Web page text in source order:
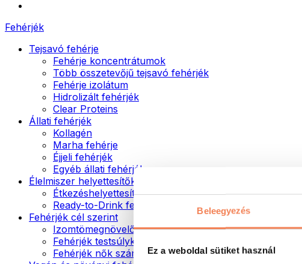
Beleegyezés
Ez a weboldal sütiket használ
Fehérjék
Tejsavó fehérje
Fehérje koncentrátumok
Több összetevőjű tejsavó fehérjék
Fehérje izolátum
Hidrolizált fehérjék
Clear Proteins
Állati fehérjék
Kollagén
Marha fehérje
Éjjeli fehérjék
Egyéb állati fehérjék
Élelmiszer helyettesítők
Étkezéshelyettesítő porok
Ready-to-Drink fehérjeitalok
Fehérjék cél szerint
Izomtömegnövelők
Fehérjék testsúlykontroll támogatásához
Fehérjék nők számára